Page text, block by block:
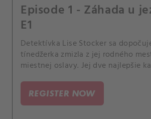
Episode 1 - Záhada u
E1
Detektívka Lise Stocker sa
tínedžerka zmizla z jej rodného
miestnej oslavy. Jej dve najlepšie
REGISTER NOW